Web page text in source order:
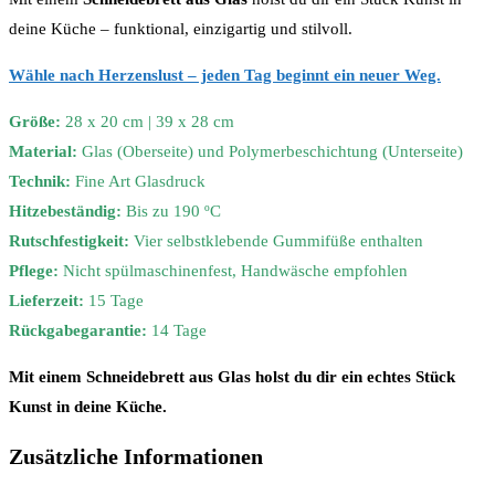
deine Küche – funktional, einzigartig und stilvoll.
Wähle nach Herzenslust – jeden Tag beginnt ein neuer Weg.
Größe: 28 x 20 cm | 39 x 28 cm
Material: Glas (Oberseite) und Polymerbeschichtung (Unterseite)
Technik: Fine Art Glasdruck
Hitzebeständig: Bis zu 190 ºC
Rutschfestigkeit: Vier selbstklebende Gummifüße enthalten
Pflege: Nicht spülmaschinenfest, Handwäsche empfohlen
Lieferzeit: 15 Tage
Rückgabegarantie: 14 Tage
Mit einem Schneidebrett aus Glas holst du dir ein echtes Stück
Kunst in deine Küche.
Zusätzliche Informationen